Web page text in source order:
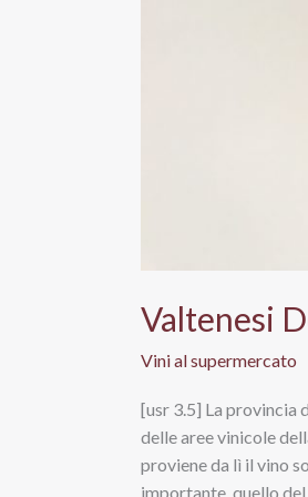
Valtenesi
Vini al supermercato
[usr 3.5] La provincia
delle aree vinicole
proviene da lì il vino
importante, quello